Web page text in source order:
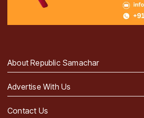
About Republic Samachar
Advertise With Us
Contact Us